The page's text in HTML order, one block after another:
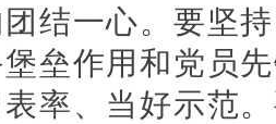
结一心。要坚
垒作用和党员
率、当好示范